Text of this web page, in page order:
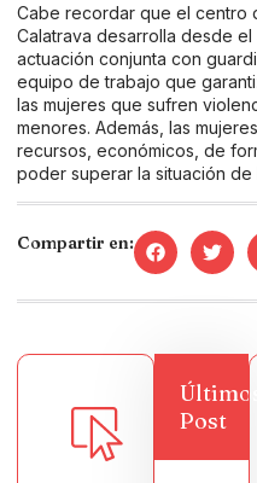
Cabe recordar que el centro
Calatrava desarrolla desde
actuación conjunta con
equipo de trabajo que
las mujeres que sufren
menores. Además, las
recursos, económicos, de
poder superar la situación de
Compartir en:
Últimos
Post